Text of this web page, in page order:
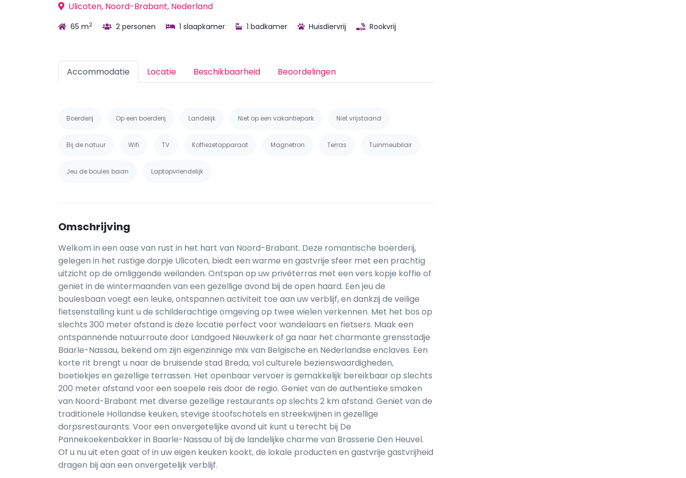
Ulicoten, Noord-Brabant, Nederland
65 m2 2 personen 1 slaapkamer 1 badkamer Huisdiervrij Rookvrij
Accommodatie Locatie Beschikbaarheid Beoordelingen
Boerderij Op een boerderij Landelijk Niet op een vakantiepark Niet vrijstaand
Bij de natuur Wifi TV Koffiezetapparaat Magnetron Terras Tuinmeubilair
Jeu de boules baan Laptopvriendelijk
Omschrijving
Welkom in een oase van rust in het hart van Noord-Brabant. Deze romantische boerderij,
gelegen in het rustige dorpje Ulicoten, biedt een warme en gastvrije sfeer met een prachtig
uitzicht op de omliggende weilanden. Ontspan op uw privéterras met een vers kopje koffie of
geniet in de wintermaanden van een gezellige avond bij de open haard. Een jeu de
boulesbaan voegt een leuke, ontspannen activiteit toe aan uw verblijf, en dankzij de veilige
fietsenstalling kunt u de schilderachtige omgeving op twee wielen verkennen. Met het bos op
slechts 300 meter afstand is deze locatie perfect voor wandelaars en fietsers. Maak een
ontspannende natuurroute door Landgoed Nieuwkerk of ga naar het charmante grensstadje
Baarle-Nassau, bekend om zijn eigenzinnige mix van Belgische en Nederlandse enclaves. Een
korte rit brengt u naar de bruisende stad Breda, vol culturele bezienswaardigheden,
boetiekjes en gezellige terrassen. Het openbaar vervoer is gemakkelijk bereikbaar op slechts
200 meter afstand voor een soepele reis door de regio. Geniet van de authentieke smaken
van Noord-Brabant met diverse gezellige restaurants op slechts 2 km afstand. Geniet van de
traditionele Hollandse keuken, stevige stoofschotels en streekwijnen in gezellige
dorpsrestaurants. Voor een onvergetelijke avond uit kunt u terecht bij De
Pannekoekenbakker in Baarle-Nassau of bij de landelijke charme van Brasserie Den Heuvel.
Of u nu uit eten gaat of in uw eigen keuken kookt, de lokale producten en gastvrije gastvrijheid
dragen bij aan een onvergetelijk verblijf.